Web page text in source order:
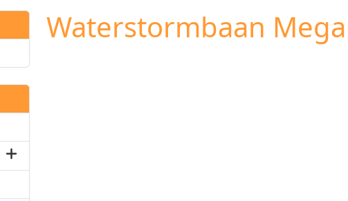
Waterstormbaan